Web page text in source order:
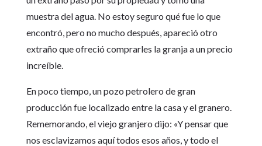
muestra del agua. No estoy seguro qué fue lo que
encontró, pero no mucho después, apareció otro
extraño que ofreció comprarles la granja a un precio
increíble.
En poco tiempo, un pozo petrolero de gran
producción fue localizado entre la casa y el granero.
Rememorando, el viejo granjero dijo: «Y pensar que
nos esclavizamos aquí todos esos años, y todo el